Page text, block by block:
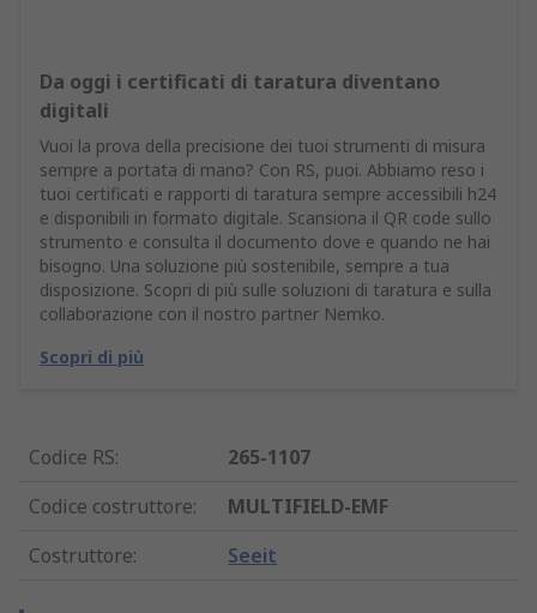
Da oggi i certificati di taratura diventano
digitali
Vuoi la prova della precisione dei tuoi strumenti di misura
sempre a portata di mano? Con RS, puoi. Abbiamo reso i
tuoi certificati e rapporti di taratura sempre accessibili h24
e disponibili in formato digitale. Scansiona il QR code sullo
strumento e consulta il documento dove e quando ne hai
bisogno. Una soluzione più sostenibile, sempre a tua
disposizione. Scopri di più sulle soluzioni di taratura e sulla
collaborazione con il nostro partner Nemko.
Scopri di più
Codice RS:
265-1107
Codice costruttore:
MULTIFIELD-EMF
Costruttore: Seeit